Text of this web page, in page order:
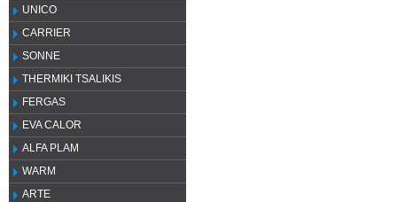
UNICO
CARRIER
SONNE
THERMIKI TSALIKIS
FERGAS
EVA CALOR
ALFA PLAM
WARM
ARTE